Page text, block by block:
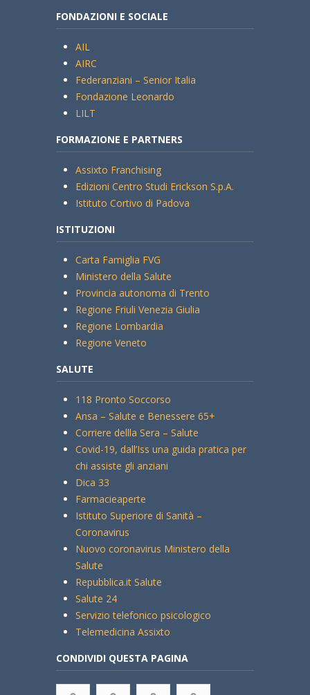
FONDAZIONI E SOCIALE
AIL
AIRC
Federanziani – Senior Italia
Fondazione Leonardo
LILT
FORMAZIONE E PARTNERS
Assixto Franchising
Edizioni Centro Studi Erickson S.p.A.
Istituto Cortivo di Padova
ISTITUZIONI
Carta Famiglia FVG
Ministero della Salute
Provincia autonoma di Trento
Regione Friuli Venezia Giulia
Regione Lombardia
Regione Veneto
SALUTE
118 Pronto Soccorso
Ansa – Salute e Benessere 65+
Corriere dellla Sera – Salute
Covid-19, dall’Iss una guida pratica per
chi assiste gli anziani
Dica 33
Farmacieaperte
Istituto Superiore di Sanità –
Coronavirus
Nuovo coronavirus Ministero della
Salute
Repubblica.it Salute
Salute 24
Servizio telefonico psicologico
Telemedicina Assixto
CONDIVIDI QUESTA PAGINA